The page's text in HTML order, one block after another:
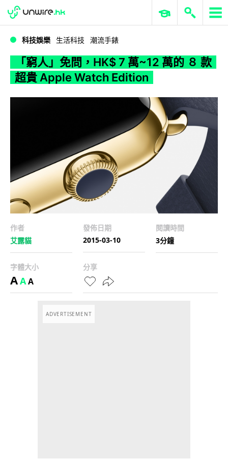
WWDC 2026 ERP 與商業 AI
科技娛樂 生活科技 潮流手錶
「窮人」免問，HK$ 7 萬~12 萬的 ８ 款
超貴 Apple Watch Edition
作者
艾露貓
發佈日期
2015-03-10
閱讀時間
3分鐘
字體大小
AAA
分享
ADVERTISEMENT